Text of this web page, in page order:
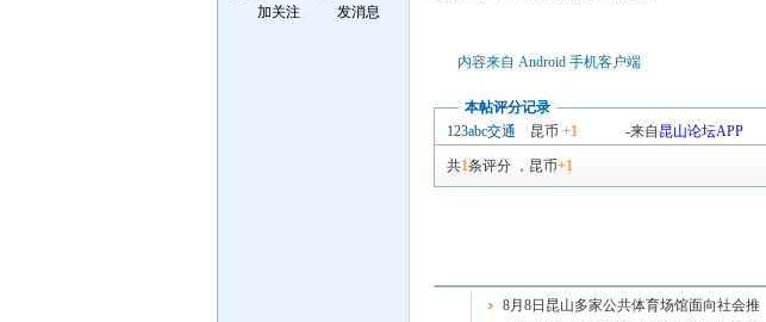
加关注
发消息
内容来自 Android 手机客户端
本帖评分记录
123abc交通
昆币 +1 -来自 昆山论坛APP
共1条评分 ， 昆币+1
8月8日昆山多家公共体育场馆面向社会推